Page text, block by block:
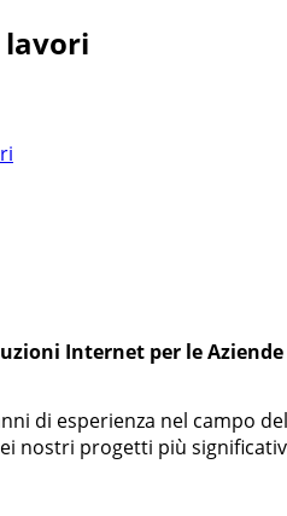
Internet per le Aziende
di esperienza nel campo
nostri progetti più